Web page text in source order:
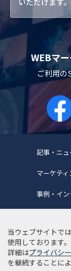
WEBマ
ご利用の
記事・ニュ
マーケテ
事例・イ
当サイト
当ウェブサイトで
使用しております。
詳細はプライバシ
を継続することに